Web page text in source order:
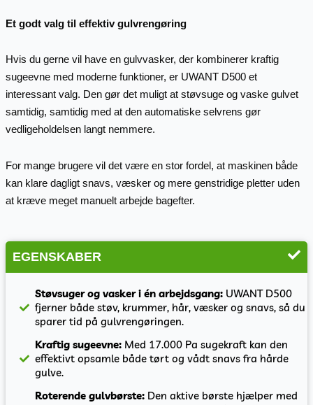
Et godt valg til effektiv gulvrengøring
Hvis du gerne vil have en gulvvasker, der kombinerer kraftig
sugeevne med moderne funktioner, er UWANT D500 et
interessant valg. Den gør det muligt at støvsuge og vaske gulvet
samtidig, samtidig med at den automatiske selvrens gør
vedligeholdelsen langt nemmere.
For mange brugere vil det være en stor fordel, at maskinen både
kan klare dagligt snavs, væsker og mere genstridige pletter uden
at kræve meget manuelt arbejde bagefter.
EGENSKABER
Støvsuger og vasker i én arbejdsgang: UWANT D500
fjerner både støv, krummer, hår, væsker og snavs, så du
sparer tid på gulvrengøringen.
Kraftig sugeevne: Med 17.000 Pa sugekraft kan den
effektivt opsamle både tørt og vådt snavs fra hårde
gulve.
Roterende gulvbørste: Den aktive børste hjælper med